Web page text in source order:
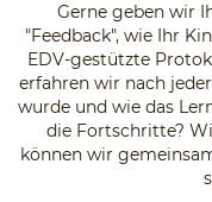
Gerne geben wir
"Feedback", wie Ihr
EDV-gestützte
erfahren wir nach
wurde und wie das
die Fortschritte?
können wir